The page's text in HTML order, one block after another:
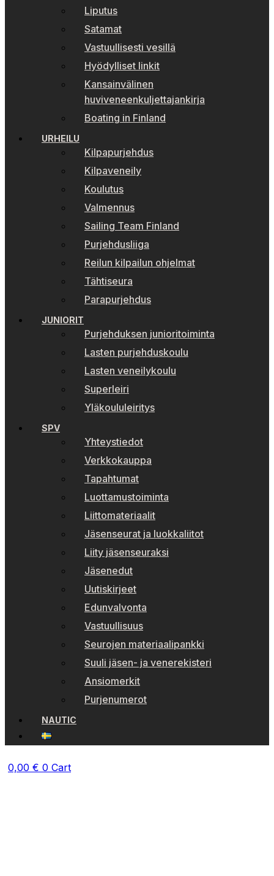
Liputus
Satamat
Vastuullisesti vesillä
Hyödylliset linkit
Kansainvälinen
huviveneenkuljettajankirja
Boating in Finland
URHEILU
Kilpapurjehdus
Kilpaveneily
Koulutus
Valmennus
Sailing Team Finland
Purjehdusliiga
Reilun kilpailun ohjelmat
Tähtiseura
Parapurjehdus
JUNIORIT
Purjehduksen junioritoiminta
Lasten purjehduskoulu
Lasten veneilykoulu
Superleiri
Yläkoululeiritys
SPV
Yhteystiedot
Verkkokauppa
Tapahtumat
Luottamustoiminta
Liittomateriaalit
Jäsenseurat ja luokkaliitot
Liity jäsenseuraksi
Jäsenedut
Uutiskirjeet
Edunvalvonta
Vastuullisuus
Seurojen materiaalipankki
Suuli jäsen- ja venerekisteri
Ansiomerkit
Purjenumerot
NAUTIC
0,00 € 0 Cart